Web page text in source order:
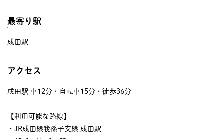
最寄り駅
成田駅
アクセス
成田駅 車12分・自転車15分・徒歩36分
【利用可能な路線】
・JR成田線我孫子支線 成田駅